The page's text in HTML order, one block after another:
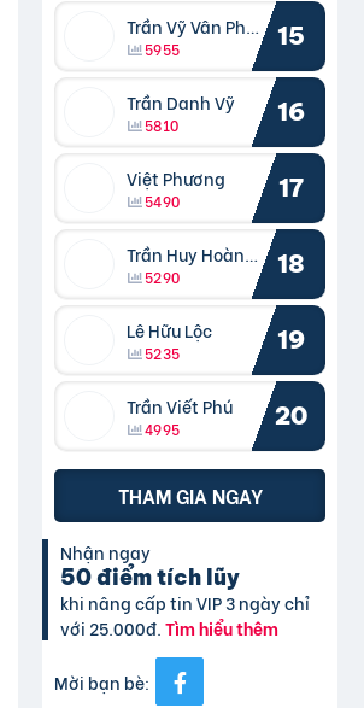
Trần Vỹ Vân Phong
5955 15
Trần Danh Vỹ
5810 16
Việt Phương
5490 17
Trần Huy Hoàng Bắc
5290 18
Lê Hữu Lộc
5235 19
Trần Viết Phú
4995 20
THAM GIA NGAY
Nhận ngay
50 điểm tích lũy
khi nâng cấp tin VIP 3 ngày chỉ
với 25.000đ.Tìm hiểu thêm
Mời bạn bè: